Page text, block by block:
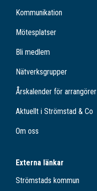
Kommunikation
Mötesplatser
Bli medlem
Nätverksgrupper
Årskalender för arrangörer
Aktuellt i Strömstad & Co
Om oss
Externa länkar
Strömstads kommun